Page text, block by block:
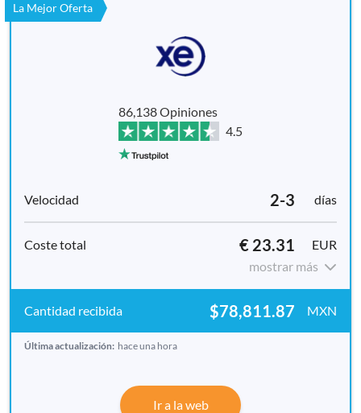
La Mejor Oferta
86,138 Opiniones
4.5
2-3 días
€ 23.31
EUR
mostrar más
$78,811.87 MXN
Última actualización: hace una hora
Ir a la web